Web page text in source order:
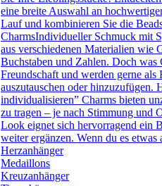
eine breite Auswahl an
Lauf und kombinieren Sie die
CharmsIndividueller Schmuck mit
aus verschiedenen Materialien wie
Buchstaben und Zahlen. Doch was
Freundschaft und werden gerne
auszutauschen oder
individualisieren” Charms bieten
zu tragen – je nach Stimmung und
Look eignet sich hervorragend ein
weiter ergänzen. Wenn du es
Herzanhänger
Medaillons
Kreuzanhänger